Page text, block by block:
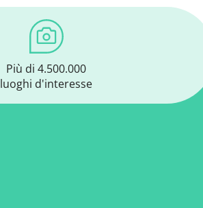
Più di 4.500.000
luoghi d'interesse